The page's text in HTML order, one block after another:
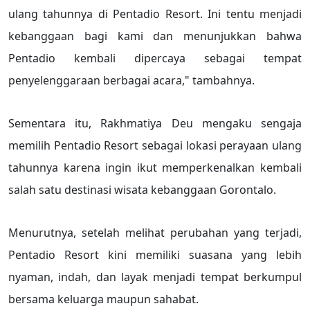
ulang tahunnya di Pentadio Resort. Ini tentu menjadi
kebanggaan bagi kami dan menunjukkan bahwa
Pentadio kembali dipercaya sebagai tempat
penyelenggaraan berbagai acara," tambahnya.
Sementara itu, Rakhmatiya Deu mengaku sengaja
memilih Pentadio Resort sebagai lokasi perayaan ulang
tahunnya karena ingin ikut memperkenalkan kembali
salah satu destinasi wisata kebanggaan Gorontalo.
Menurutnya, setelah melihat perubahan yang terjadi,
Pentadio Resort kini memiliki suasana yang lebih
nyaman, indah, dan layak menjadi tempat berkumpul
bersama keluarga maupun sahabat.